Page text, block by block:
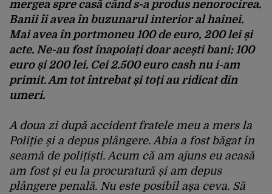
mergea spre casă când s-a produs nenorocirea.
Banii îi avea în buzunarul interior al hainei.
Mai avea în portmoneu 100 de euro, 200 lei și
acte. Ne-au fost înapoiați doar acești bani: 100
euro și 200 lei. Cei 2.500 euro cash nu i-am
primit. Am tot întrebat și toți au ridicat din
umeri.
A doua zi după accident fratele meu a mers la
Poliție și a depus plângere. Abia a fost băgat în
seamă de polițiști. Acum că am ajuns eu acasă
am fost și eu la procuratură și am depus
plângere penală. Nu este posibil așa ceva. Să